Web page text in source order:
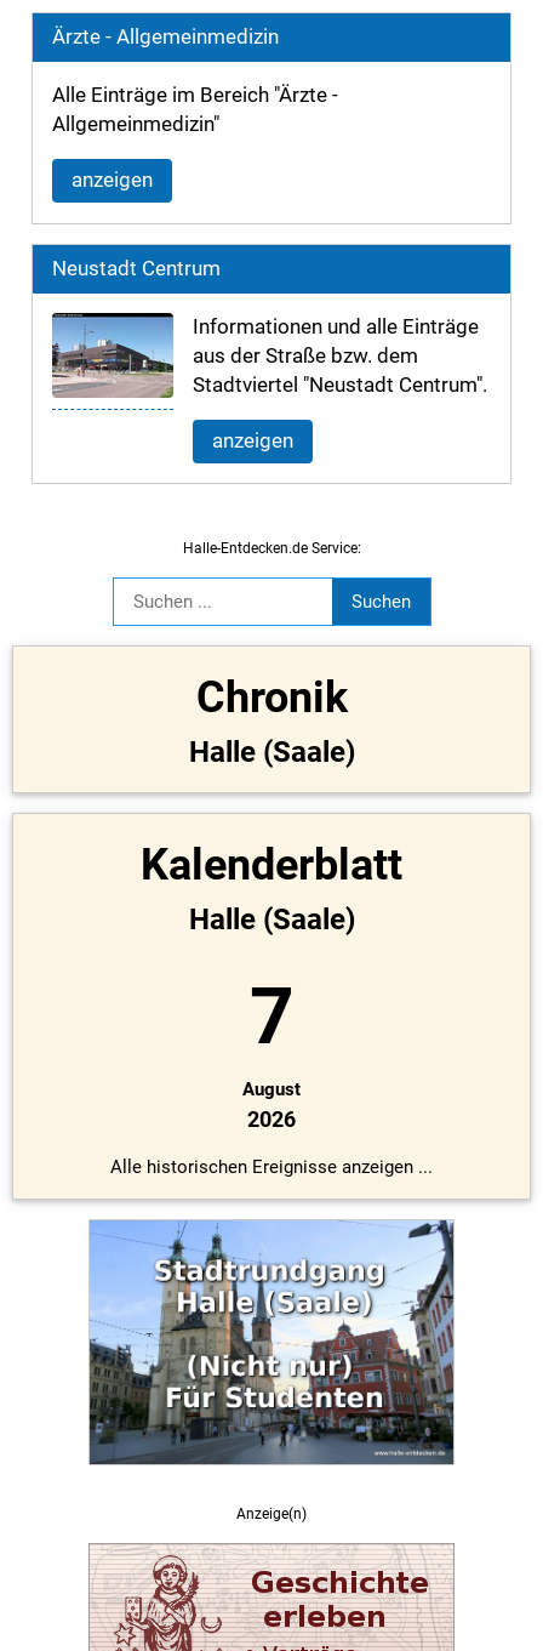
Ärzte - Allgemeinmedizin
Alle Einträge im Bereich "Ärzte -
Allgemeinmedizin"
anzeigen
Neustadt Centrum
Informationen und alle Einträge
aus der Straße bzw. dem
Stadtviertel "Neustadt Centrum".
anzeigen
Halle-Entdecken.de Service:
Chronik
Halle (Saale)
Kalenderblatt
Halle (Saale)
7
August
2026
Alle historischen Ereignisse anzeigen ...
Anzeige(n)